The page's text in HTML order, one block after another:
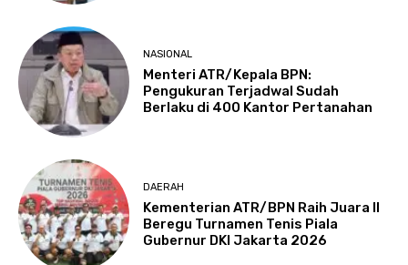
NASIONAL
Menteri ATR/Kepala BPN:
Pengukuran Terjadwal Sudah
Berlaku di 400 Kantor Pertanahan
DAERAH
Kementerian ATR/BPN Raih Juara II
Beregu Turnamen Tenis Piala
Gubernur DKI Jakarta 2026